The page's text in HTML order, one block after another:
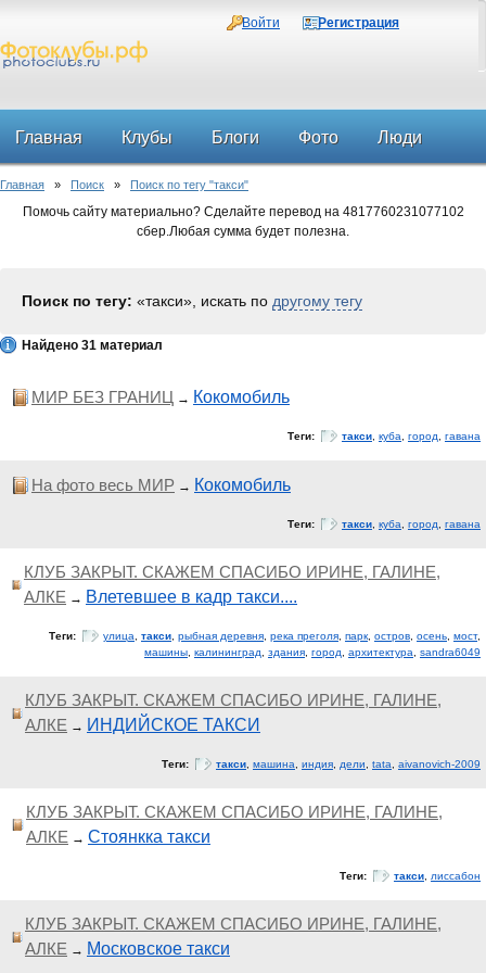
Войти Регистрация
Главная Клубы Блоги Фото Люди
Форум
Главная » Поиск » Поиск по тегу "такси"
Помочь сайту материально? Сделайте перевод на 4817760231077102
сбер.Любая сумма будет полезна.
Поиск по тегу: «такси», искать по другому тегу
Найдено 31 материал
МИР БЕЗ ГРАНИЦ → Кокомобиль
Теги: такси куба город гавана
На фото весь МИР → Кокомобиль
Теги: такси куба город гавана
КЛУБ ЗАКРЫТ. СКАЖЕМ СПАСИБО ИРИНЕ, ГАЛИНЕ,
АЛКЕ → Влетевшее в кадр такси....
Теги: улица такси рыбная деревня река преголя парк остров осень мост,
машины калининград здания город архитектура sandra6049
КЛУБ ЗАКРЫТ. СКАЖЕМ СПАСИБО ИРИНЕ, ГАЛИНЕ,
АЛКЕ → ИНДИЙСКОЕ ТАКСИ
Теги: такси машина индия дели tata aivanovich-2009
КЛУБ ЗАКРЫТ. СКАЖЕМ СПАСИБО ИРИНЕ, ГАЛИНЕ,
АЛКЕ → Стоянкка такси
Теги: такси лиссабон
КЛУБ ЗАКРЫТ. СКАЖЕМ СПАСИБО ИРИНЕ, ГАЛИНЕ,
АЛКЕ → Московское такси